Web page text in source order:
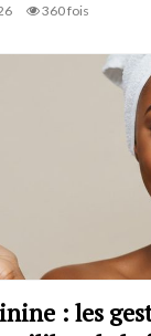
360 fois
: les